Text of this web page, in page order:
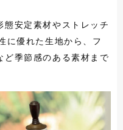
態安定素材やストレッチ
に優れた生地から、フ
ど季節感のある素材まで